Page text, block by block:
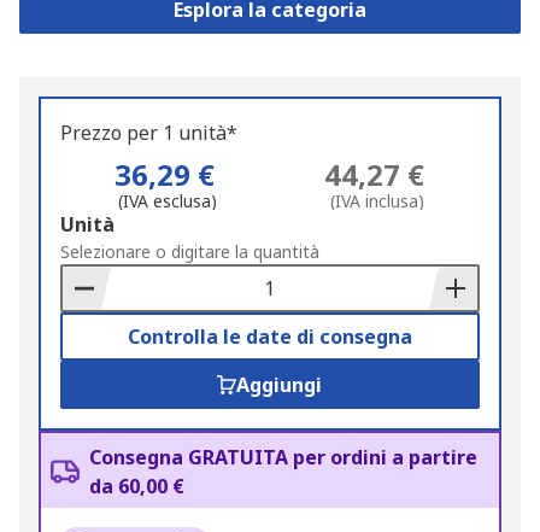
Esplora la categoria
Prezzo per 1 unità*
36,29 €
(IVA esclusa)
44,27 €
(IVA inclusa)
Add
to
Basket
Unità
Selezionare o digitare la quantità
Controlla le date di consegna
Aggiungi
Consegna GRATUITA per ordini a partire
da 60,00 €